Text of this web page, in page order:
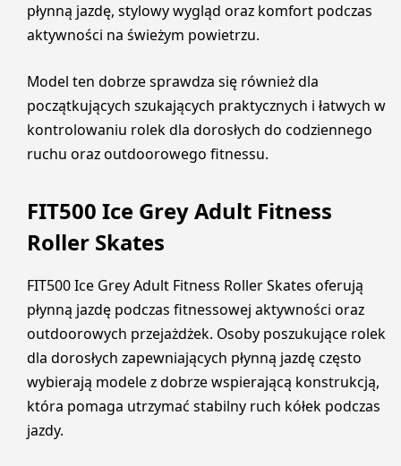
płynną jazdę, stylowy wygląd oraz komfort podczas
aktywności na świeżym powietrzu.
Model ten dobrze sprawdza się również dla
początkujących szukających praktycznych i łatwych w
kontrolowaniu rolek dla dorosłych do codziennego
ruchu oraz outdoorowego fitnessu.
FIT500 Ice Grey Adult Fitness
Roller Skates
FIT500 Ice Grey Adult Fitness Roller Skates oferują
płynną jazdę podczas fitnessowej aktywności oraz
outdoorowych przejażdżek. Osoby poszukujące rolek
dla dorosłych zapewniających płynną jazdę często
wybierają modele z dobrze wspierającą konstrukcją,
która pomaga utrzymać stabilny ruch kółek podczas
jazdy.